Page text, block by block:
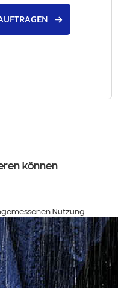
können
Nutzung